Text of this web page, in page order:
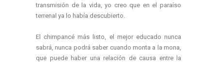
transmisión de la vida, yo creo que en el paraíso
terrenal ya lo había descubierto.
El chimpancé más listo, el mejor educado nunca
sabrá, nunca podrá saber cuando monta a la mona,
que puede haber una relación de causa entre la